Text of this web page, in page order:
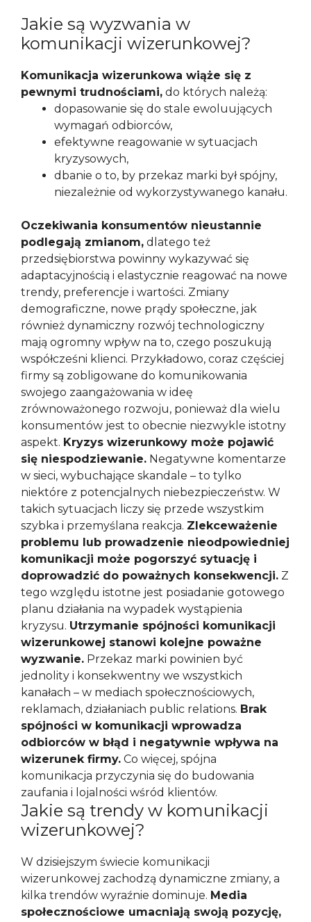
Jakie są wyzwania w
komunikacji wizerunkowej?
Komunikacja wizerunkowa wiąże się z
pewnymi trudnościami, do których należą:
dopasowanie się do stale ewoluujących
wymagań odbiorców,
efektywne reagowanie w sytuacjach
kryzysowych,
dbanie o to, by przekaz marki był spójny,
niezależnie od wykorzystywanego kanału.
Oczekiwania konsumentów nieustannie
podlegają zmianom, dlatego też
przedsiębiorstwa powinny wykazywać się
adaptacyjnością i elastycznie reagować na nowe
trendy, preferencje i wartości. Zmiany
demograficzne, nowe prądy społeczne, jak
również dynamiczny rozwój technologiczny
mają ogromny wpływ na to, czego poszukują
współcześni klienci. Przykładowo, coraz częściej
firmy są zobligowane do komunikowania
swojego zaangażowania w ideę
zrównoważonego rozwoju, ponieważ dla wielu
konsumentów jest to obecnie niezwykle istotny
aspekt. Kryzys wizerunkowy może pojawić
się niespodziewanie. Negatywne komentarze
w sieci, wybuchające skandale – to tylko
niektóre z potencjalnych niebezpieczeństw. W
takich sytuacjach liczy się przede wszystkim
szybka i przemyślana reakcja. Zlekceważenie
problemu lub prowadzenie nieodpowiedniej
komunikacji może pogorszyć sytuację i
doprowadzić do poważnych konsekwencji. Z
tego względu istotne jest posiadanie gotowego
planu działania na wypadek wystąpienia
kryzysu. Utrzymanie spójności komunikacji
wizerunkowej stanowi kolejne poważne
wyzwanie. Przekaz marki powinien być
jednolity i konsekwentny we wszystkich
kanałach – w mediach społecznościowych,
reklamach, działaniach public relations. Brak
spójności w komunikacji wprowadza
odbiorców w błąd i negatywnie wpływa na
wizerunek firmy. Co więcej, spójna
komunikacja przyczynia się do budowania
zaufania i lojalności wśród klientów.
Jakie są trendy w komunikacji
wizerunkowej?
W dzisiejszym świecie komunikacji
wizerunkowej zachodzą dynamiczne zmiany, a
kilka trendów wyraźnie dominuje. Media
społecznościowe umacniają swoją pozycję,